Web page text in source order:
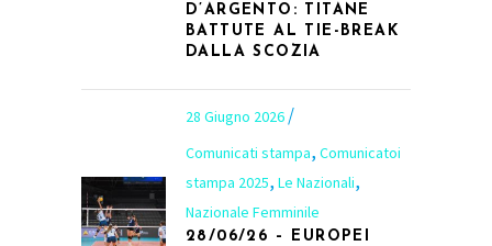
D’ARGENTO: TITANE
BATTUTE AL TIE-BREAK
DALLA SCOZIA
28 Giugno 2026
Comunicati stampa, Comunicatoi
stampa 2025, Le Nazionali,
Nazionale Femminile
28/06/26 – EUROPEI